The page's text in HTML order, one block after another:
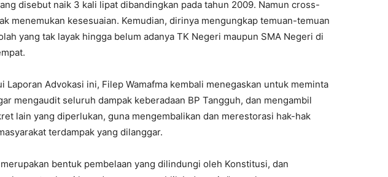
disebut naik 3 kali lipat dibandingkan pada tahun 2009. Namun cross-
menemukan kesesuaian. Kemudian, dirinya mengungkap temuan-temuan
yang tak layak hingga belum adanya TK Negeri maupun SMA Negeri di
Laporan Advokasi ini, Filep Wamafma kembali menegaskan untuk meminta
mengaudit seluruh dampak keberadaan BP Tangguh, dan mengambil
lain yang diperlukan, guna mengembalikan dan merestorasi hak-hak
terdampak yang dilanggar.
bentuk pembelaan yang dilindungi oleh Konstitusi, dan